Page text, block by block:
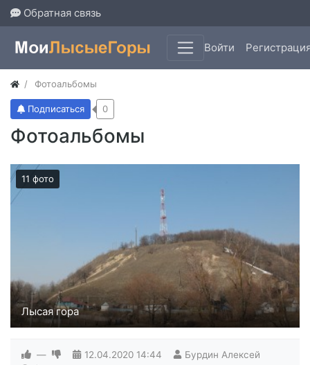
Обратная связь
Войти
Фотоальбомы
Фотоальбомы
Подписаться 0
11 фото
Лысая гора
Фото нашей горы с разных ракурсов
— 12.04.2020 14:44
Бурдин Алексей